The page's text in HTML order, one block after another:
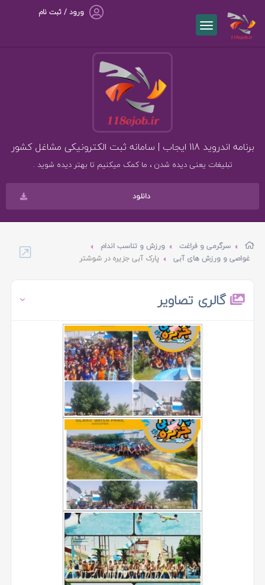
ورود / ثبت نام
برنامه اندروید 118 ایجاب | سامانه ثبت الکترونیکی مشاغل کشور
تبلیغات یعنی دیده شدن ، ما کمک میکنیم تا بهتر دیده شوید .
دانلود
سرگرمی و فراغت
ورزش و تناسب اندام
غواصی و ورزش های آبی
پارک آبی جزیره در شوشتر
گالری تصاویر